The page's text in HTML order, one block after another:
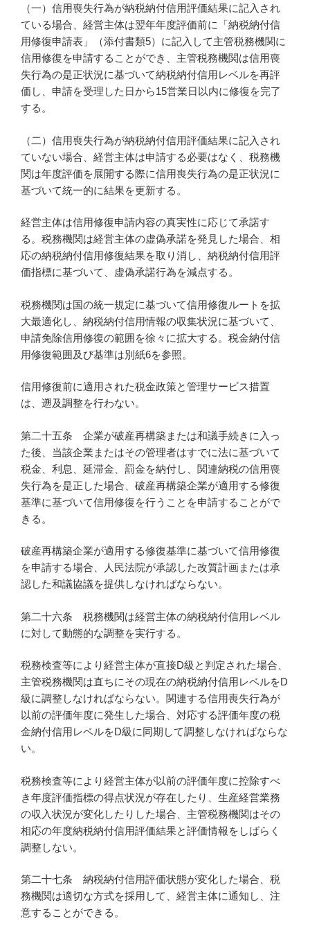
（一）信用喪失行為が納税納付信用評価結果に記入され
ている場合、経営主体は翌年年度評価前に「納税納付信
用修復申請表」（添付書類5）に記入して主管税務機関に
信用修復を申請することができ、主管税務機関は信用喪
失行為の是正状況に基づいて納税納付信用レベルを再評
価し、申請を受理した日から15営業日以内に修復を完了
する。
（二）信用喪失行為が納税納付信用評価結果に記入され
ていない場合、経営主体は申請する必要はなく、税務機
関は年度評価を展開する際に信用喪失行為の是正状況に
基づいて統一的に結果を更新する。
経営主体は信用修復申請内容の真実性に応じて承諾す
る。税務機関は経営主体の虚偽承諾を発見した場合、相
応の納税納付信用修復結果を取り消し、納税納付信用評
価指標に基づいて、虚偽承諾行為を減点する。
税務機関は国の統一規定に基づいて信用修復ルートを拡
大最適化し、納税納付信用情報の収集状況に基づいて、
申請免除信用修復の範囲を徐々に拡大する。税金納付信
用修復範囲及び基準は別紙6を参照。
信用修復前に適用された税金政策と管理サービス措置
は、遡及調整を行わない。
第二十五条 企業が破産再構築または和議手続きに入っ
た後、当該企業またはその管理者はすでに法に基づいて
税金、利息、延滞金、罰金を納付し、関連納税の信用喪
失行為を是正した場合、破産再構築企業が適用する修復
基準に基づいて信用修復を行うことを申請することがで
きる。
破産再構築企業が適用する修復基準に基づいて信用修復
を申請する場合、人民法院が承認した改質計画または承
認した和議協議を提供しなければならない。
第二十六条 税務機関は経営主体の納税納付信用レベル
に対して動態的な調整を実行する。
税務検査等により経営主体が直接D級と判定された場合、
主管税務機関は直ちにその現在の納税納付信用レベルをD
級に調整しなければならない。関連する信用喪失行為が
以前の評価年度に発生した場合、対応する評価年度の税
金納付信用レベルをD級に同期して調整しなければならな
い。
税務検査等により経営主体が以前の評価年度に控除すべ
き年度評価指標の得点状況が存在したり、生産経営業務
の収入状況が変化したりした場合、主管税務機関はその
相応の年度納税納付信用評価結果と評価情報をしばらく
調整しない。
第二十七条 納税納付信用評価状態が変化した場合、税
務機関は適切な方式を採用して、経営主体に通知し、注
意することができる。